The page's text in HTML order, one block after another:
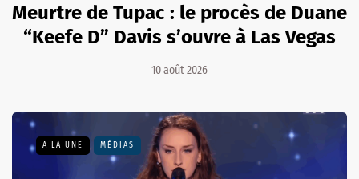
Meurtre de Tupac : le procès de Duane
“Keefe D” Davis s’ouvre à Las Vegas
10 août 2026
A LA UNE MÉDIAS